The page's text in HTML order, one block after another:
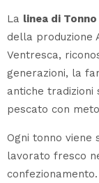
La linea di
della produzione
Ventresca,
generazioni, la
antiche tradizioni
pescato con
Ogni tonno viene
lavorato fresco